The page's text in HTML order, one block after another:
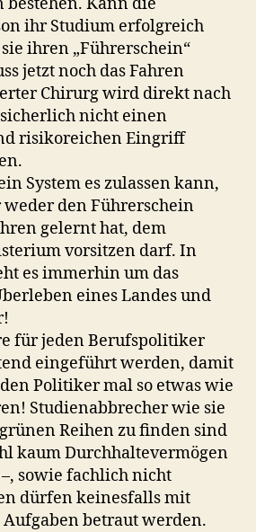
ihr Studium erfolgreich
ihren „Führerschein“
jetzt noch das Fahren
Chirurg wird direkt nach
nicht einen
risikoreichen Eingriff
System es zulassen kann,
weder den Führerschein
gelernt hat, dem
vorsitzen darf. In
es immerhin um das
eines Landes und
für jeden Berufspolitiker
eingeführt werden, damit
Politiker mal so etwas wie
Studienabbrecher wie sie
Reihen zu finden sind
kaum Durchhaltevermögen
sowie fachlich nicht
dürfen keinesfalls mit
betraut werden.